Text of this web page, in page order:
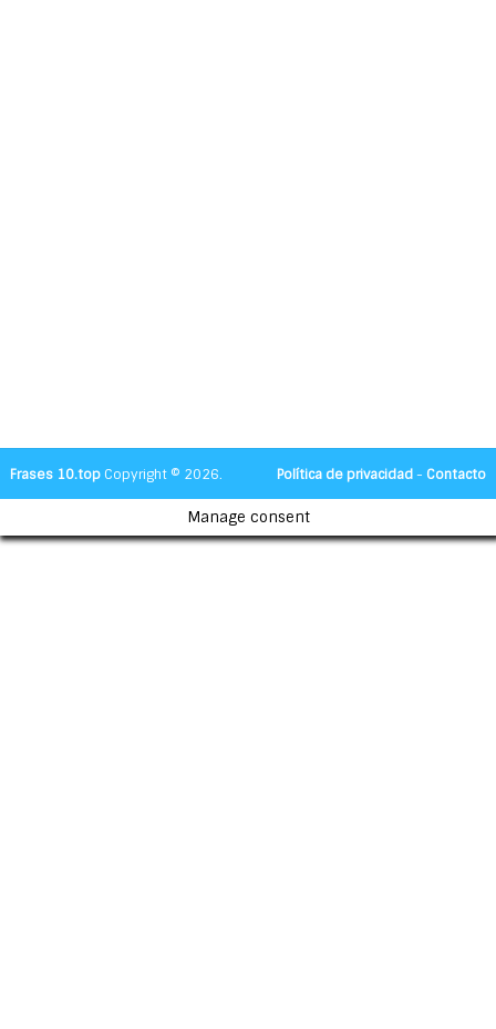
Frases 10.topCopyright © 2026. Política de privacidad- Contacto
Manage consent